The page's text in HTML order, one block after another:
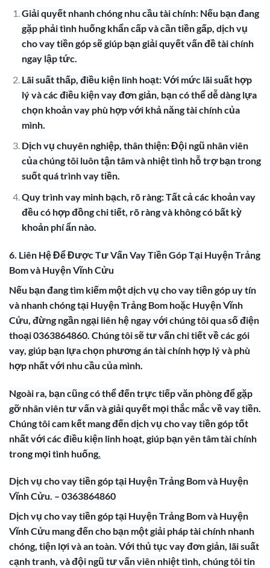
Giải quyết nhanh chóng nhu cầu tài chính: Nếu bạn đang
gặp phải tình huống khẩn cấp và cần tiền gấp, dịch vụ
cho vay tiền góp sẽ giúp bạn giải quyết vấn đề tài chính
ngay lập tức.
Lãi suất thấp, điều kiện linh hoạt: Với mức lãi suất hợp
lý và các điều kiện vay đơn giản, bạn có thể dễ dàng lựa
chọn khoản vay phù hợp với khả năng tài chính của
mình.
Dịch vụ chuyên nghiệp, thân thiện: Đội ngũ nhân viên
của chúng tôi luôn tận tâm và nhiệt tình hỗ trợ bạn trong
suốt quá trình vay tiền.
Quy trình vay minh bạch, rõ ràng: Tất cả các khoản vay
đều có hợp đồng chi tiết, rõ ràng và không có bất kỳ
khoản phí ẩn nào.
6. Liên Hệ Để Được Tư Vấn Vay Tiền Góp Tại Huyện Trảng
Bom và Huyện Vĩnh Cửu
Nếu bạn đang tìm kiếm một dịch vụ cho vay tiền góp uy tín
và nhanh chóng tại Huyện Trảng Bom hoặc Huyện Vĩnh
Cửu, đừng ngần ngại liên hệ ngay với chúng tôi qua số điện
thoại 0363864860. Chúng tôi sẽ tư vấn chi tiết về các gói
vay, giúp bạn lựa chọn phương án tài chính hợp lý và phù
hợp nhất với nhu cầu của mình.
Ngoài ra, bạn cũng có thể đến trực tiếp văn phòng để gặp
gỡ nhân viên tư vấn và giải quyết mọi thắc mắc về vay tiền.
Chúng tôi cam kết mang đến dịch vụ cho vay tiền góp tốt
nhất với các điều kiện linh hoạt, giúp bạn yên tâm tài chính
trong mọi tình huống
Dịch vụ cho vay tiền góp tại Huyện Trảng Bom và Huyện
Vĩnh Cửu. – 0363864860
Dịch vụ cho vay tiền góp tại Huyện Trảng Bom và Huyện
Vĩnh Cửu mang đến cho bạn một giải pháp tài chính nhanh
chóng, tiện lợi và an toàn. Với thủ tục vay đơn giản, lãi suất
cạnh tranh, và đội ngũ tư vấn viên nhiệt tình, chúng tôi tin